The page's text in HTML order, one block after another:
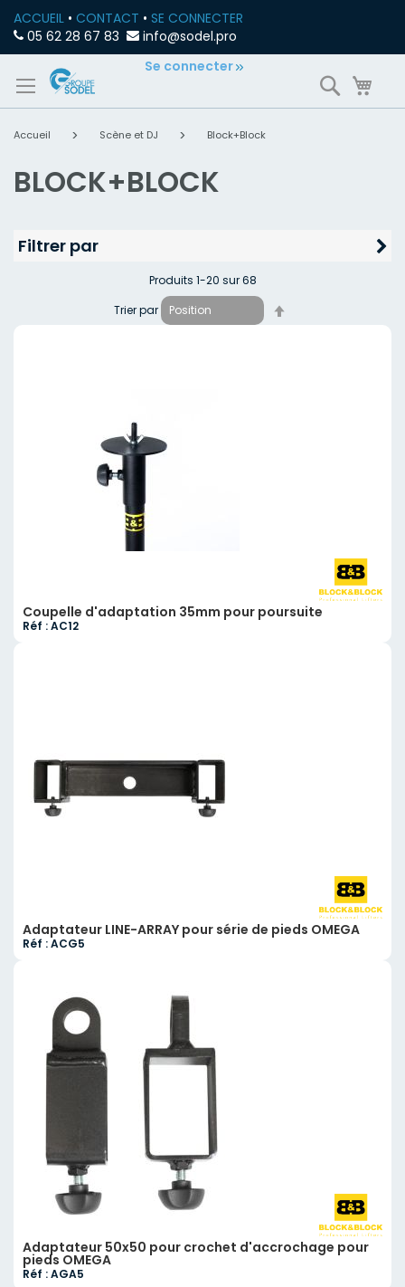
ACCUEIL • CONTACT • SE CONNECTER
05 62 28 67 83
info@sodel.pro
Se connecter
Accueil Scène et DJ Block+Block
BLOCK+BLOCK
Produits 1-20 sur68
Trier par
Coupelle d'adaptation 35mm pour poursuite
Réf : AC12
Adaptateur LINE-ARRAY pour série de pieds OMEGA
Réf : ACG5
Adaptateur 50x50 pour crochet d'accrochage pour
pieds OMEGA
Réf : AGA5
Filtrer par